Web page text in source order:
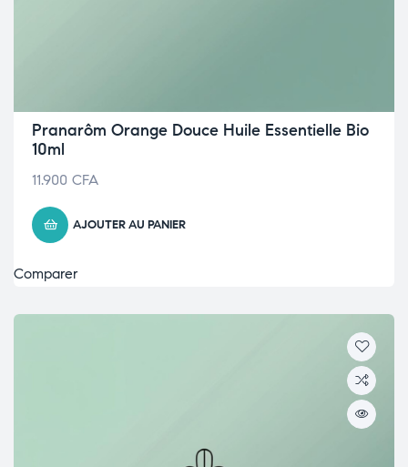
Pranarôm Orange Douce Huile Essentielle Bio
10ml
11.900 CFA
AJOUTER AU PANIER
Comparer